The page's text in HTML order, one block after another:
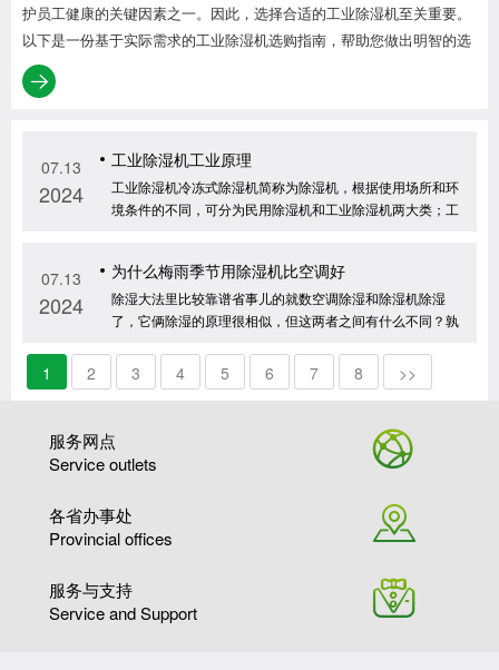
护员工健康的关键因素之一。因此，选择合适的工业除湿机至关重要。
以下是一份基于实际需求的工业除湿机选购指南，帮助您做出明智的选
择。
07.13
2024
工业除湿机工业原理
工业除湿机冷冻式除湿机简称为除湿机，根据使用场所和环
境条件的不同，可分为民用除湿机和工业除湿机两大类；工
将对这一行业从多个角度做出浅层分析。匹配选型方面有更
多因素考虑，具体而言，是依据其面积、层高、初始湿度值
目标湿度值、室内密闭程度、散湿源、新风补给等综合因素
机选型。
07.13
2024
为什么梅雨季节用除湿机比空调好
除湿大法里比较靠谱省事儿的就数空调除湿和除湿机除湿
了，它俩除湿的原理很相似，但这两者之间有什么不同？孰
1 2 3 4 5 6 7 8 >>
服务网点
Service outlets
各省办事处
Provincial offices
服务与支持
Service and Support